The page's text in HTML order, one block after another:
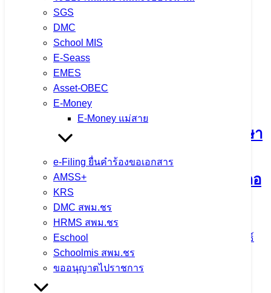
SGS
DMC
School MIS
E-Seass
EMES
Asset-OBEC
E-Money
E-Money แม่สาย
e-Filing ยื่นคำร้องขอเอกสาร
AMSS+
KRS
DMC สพม.ชร
HRMS สพม.ชร
Eschool
Schoolmis สพม.ชร
ขออนุญาตไปราชการ
จำนวนผู้ชม: 9
กิจกรรมแลกเปลี่ยนเรียนรู้วิธีปฏิบัติที่ดี
(Best Practice) และการขับเคลื่อนหลัก
ปรัชญาของเศรษฐกิจพอเพียงสู่สถานศึกษา
ประจำปีงบประมาณ พ.ศ. 2569 ณ
โรงเรียนดอยหลวง รัชมังคลาภิเษก อำเภอ
ดอยหลวง จังหวัดเชียงราย
3 สิงหาคม 2026
ข่าวประชาสัมพันธ์
สพม.เชียงราย